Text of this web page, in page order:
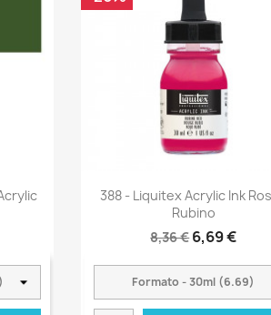
388 - Liquitex Acrylic Ink
Rubino
8,36 €6,69 €